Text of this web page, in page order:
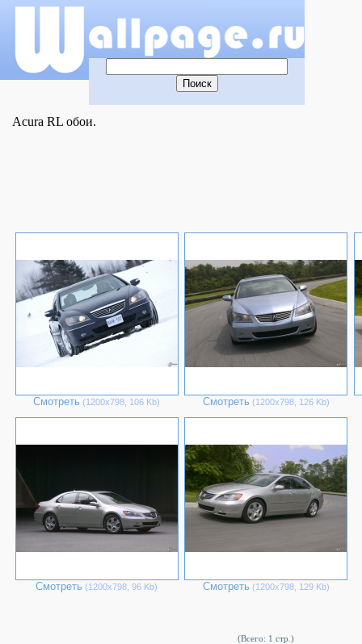
Acura RL обои.
Смотреть (1200х798, 106 Kb) Смотреть (1200х798, 126 Kb)
Смотреть (1200х798, 96 Kb) Смотреть (1200х798, 129 Kb)
(Всего: 1 стр.)